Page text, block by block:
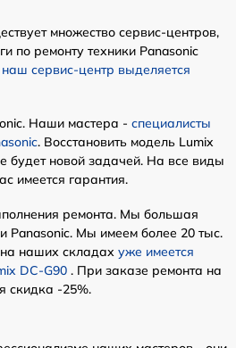
множество сервис-центров,
по ремонту техники Panasonic
наш сервис-центр выделяется
Наши мастера - специалисты
. Восстановить модель Lumix
будет новой задачей. На все виды
имеется гарантия.
ремонта. Мы большая
Panasonic. Мы имеем более 20 тыс.
наших складах уже имеется
DC-G90 . При заказе ремонта на
скидка -25%.